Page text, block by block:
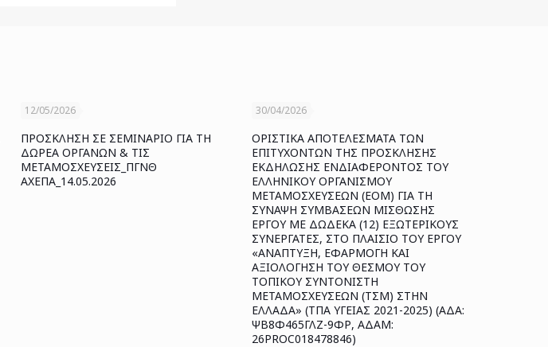
12/05/2026
ΠΡΟΣΚΛΗΣΗ ΣΕ ΣΕΜΙΝΑΡΙΟ ΓΙΑ ΤΗ
ΔΩΡΕΑ ΟΡΓΑΝΩΝ & ΤΙΣ
ΜΕΤΑΜΟΣΧΕΥΣΕΙΣ_ΠΓΝΘ
ΑΧΕΠΑ_14.05.2026
30/04/2026
ΟΡΙΣΤΙΚΑ ΑΠΟΤΕΛΕΣΜΑΤΑ ΤΩΝ
ΕΠΙΤΥΧΟΝΤΩΝ ΤΗΣ ΠΡΟΣΚΛΗΣΗΣ
ΕΚΔΗΛΩΣΗΣ ΕΝΔΙΑΦΕΡΟΝΤΟΣ ΤΟΥ
ΕΛΛΗΝΙΚΟΥ ΟΡΓΑΝΙΣΜΟΥ
ΜΕΤΑΜΟΣΧΕΥΣΕΩΝ (ΕΟΜ) ΓΙΑ ΤΗ
ΣΥΝΑΨΗ ΣΥΜΒΑΣΕΩΝ ΜΙΣΘΩΣΗΣ
ΕΡΓΟΥ ΜΕ ΔΩΔΕΚΑ (12) ΕΞΩΤΕΡΙΚΟΥΣ
ΣΥΝΕΡΓΑΤΕΣ, ΣΤΟ ΠΛΑΙΣΙΟ ΤΟΥ ΕΡΓΟΥ
«ΑΝΑΠΤΥΞΗ, ΕΦΑΡΜΟΓΗ ΚΑΙ
ΑΞΙΟΛΟΓΗΣΗ ΤΟΥ ΘΕΣΜΟΥ ΤΟΥ
ΤΟΠΙΚΟΥ ΣΥΝΤΟΝΙΣΤΗ
ΜΕΤΑΜΟΣΧΕΥΣΕΩΝ (ΤΣΜ) ΣΤΗΝ
ΕΛΛΑΔΑ» (ΤΠΑ ΥΓΕΙΑΣ 2021-2025) (ΑΔΑ:
ΨΒ8Φ465ΓΛΖ-9ΦΡ, ΑΔΑΜ:
26PROC018478846)